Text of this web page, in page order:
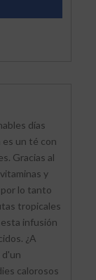
días
es un té con
Gracias al
y
lo tanto
tropicales
infusión
¿A
d'un
calorosos